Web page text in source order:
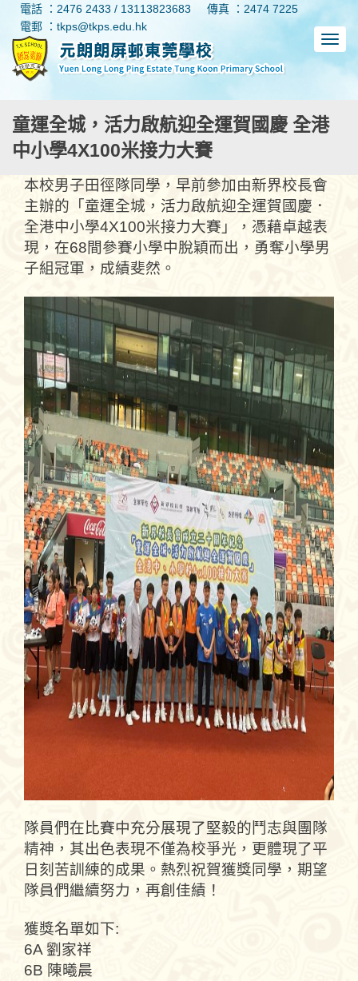
電話 ：2476 2433 / 13113823683
傳真 ：2474 7225
電郵 ：tkps@tkps.edu.hk
童運全城，活力啟航迎全運賀國慶 全港
中小學4X100米接力大賽
本校男子田徑隊同學，早前參加由新界校長會
主辦的「童運全城，活力啟航迎全運賀國慶．
全港中小學4X100米接力大賽」，憑藉卓越表
現，在68間參賽小學中脫穎而出，勇奪小學男
子組冠軍，成績斐然。
隊員們在比賽中充分展現了堅毅的鬥志與團隊
精神，其出色表現不僅為校爭光，更體現了平
日刻苦訓練的成果。熱烈祝賀獲獎同學，期望
隊員們繼續努力，再創佳績！
獲獎名單如下:
6A 劉家祥
6B 陳曦晨